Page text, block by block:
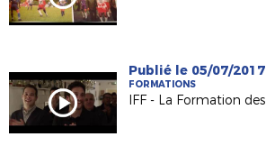
Publié le 05/07/2017
FORMATIONS